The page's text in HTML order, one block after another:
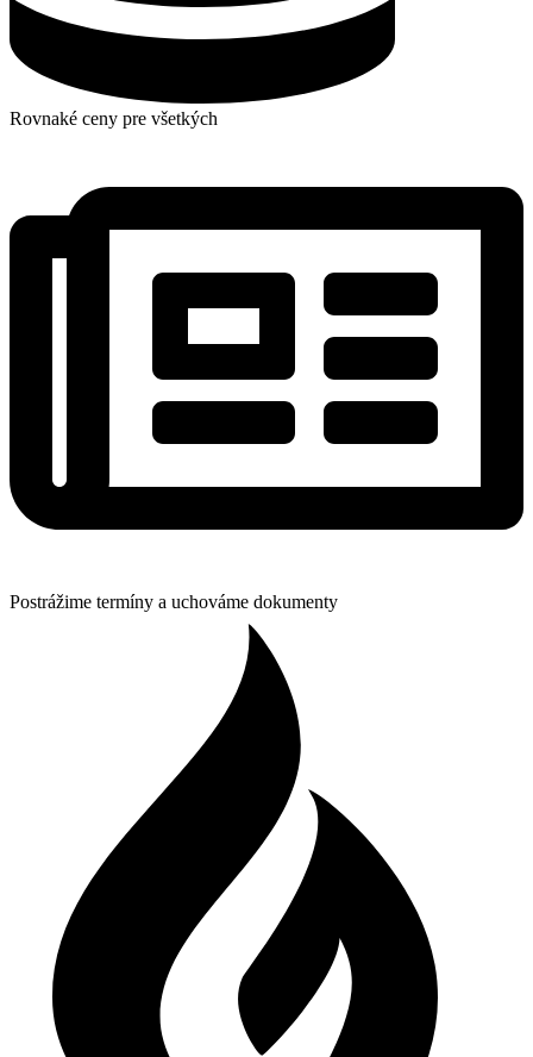
Rovnaké ceny pre všetkých
Postrážime termíny a uchováme dokumenty